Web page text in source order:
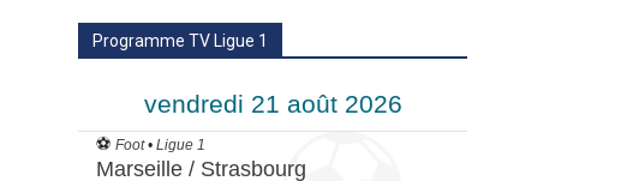
Programme TV Ligue 1